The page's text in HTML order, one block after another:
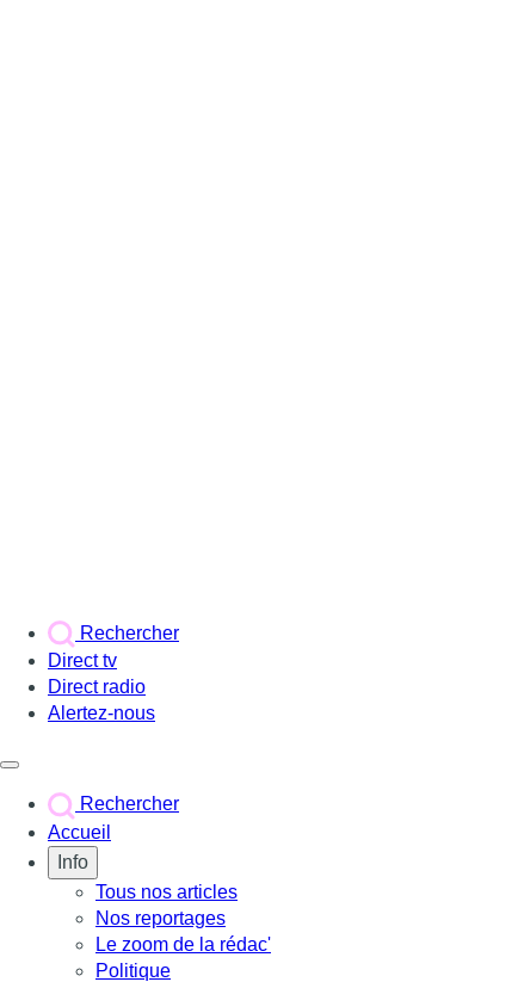
Rechercher
Direct tv
Direct radio
Alertez-nous
Rechercher
Accueil
Info
Tous nos articles
Nos reportages
Le zoom de la rédac'
Politique